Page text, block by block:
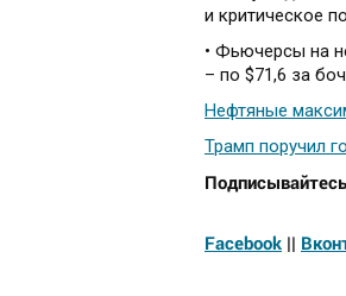
и критическое
• Фьючерсы на
– по $71,6 за
Нефтяные
Трамп поручил
Facebook ||